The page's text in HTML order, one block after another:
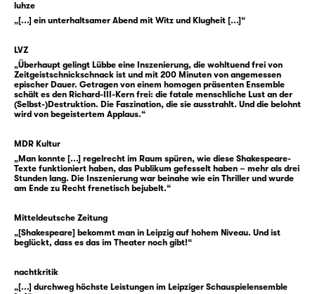
der Aufstieg gelingt, desto stärker wird er
konfrontiert mit einer Reihe starker
Frauenfiguren wie Lady Anne, Königin
Elisabeth, Königin Margaret oder seiner
Mutter, der Herzogin von York.
Ob Witwe oder Mutter, Ehefrau oder
zugleich —, haben sie alte und neue
Herrschaft überlebt, können erzählen vom
Verlust und vom Danach. Sie sind es, die sich
ihm in den Weg stellen. Und sie begleiten
Glosters Fall.
Nur zwei Jahre regierte Richard III., mit
dessen Tod auch die „Rosenkriege“ endeten.
William Shakespeares „Richard III“ formt vor
luhze
„[...] ein unterhaltsamer Abend mit Witz und Klugheit [...]“
LVZ
„Überhaupt gelingt Lübbe eine Inszenierung, die wohltuend frei von
Zeitgeistschnickschnack ist und mit 200 Minuten von angemessen
epischer Dauer. Getragen von einem homogen präsenten Ensemble
schält es den Richard-III-Kern frei: die fatale menschliche Lust an der
(Selbst-)Destruktion. Die Faszination, die sie ausstrahlt. Und die belohnt
wird von begeistertem Applaus.“
MDR Kultur
„Man konnte [...] regelrecht im Raum spüren, wie diese Shakespeare-
Texte funktioniert haben, das Publikum gefesselt haben – mehr als drei
Stunden lang. Die Inszenierung war beinahe wie ein Thriller und wurde
am Ende zu Recht frenetisch bejubelt.“
Mitteldeutsche Zeitung
„[Shakespeare] bekommt man in Leipzig auf hohem Niveau. Und ist
beglückt, dass es das im Theater noch gibt!“
nachtkritik
„[...] durchweg höchste Leistungen im Leipziger Schauspielensemble